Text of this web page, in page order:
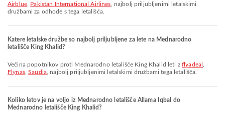
Airblue, Pakistan International Airlines , najbolj priljubljenimi letalskimi
družbami za odhode s tega letališča.
Katere letalske družbe so najbolj priljubljene za lete na Mednarodno
letališče King Khalid?
Večina popotnikov proti Mednarodno letališče King Khalid leti z flyadeal
Flynas,Saudia, najbolj priljubljenimi letalskimi družbami tega letališča.
Koliko letov je na voljo iz Mednarodno letališče Allama Iqbal do
Mednarodno letališče King Khalid?